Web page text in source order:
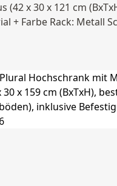
x 30 x 121 cm
Farbe Rack: Metall